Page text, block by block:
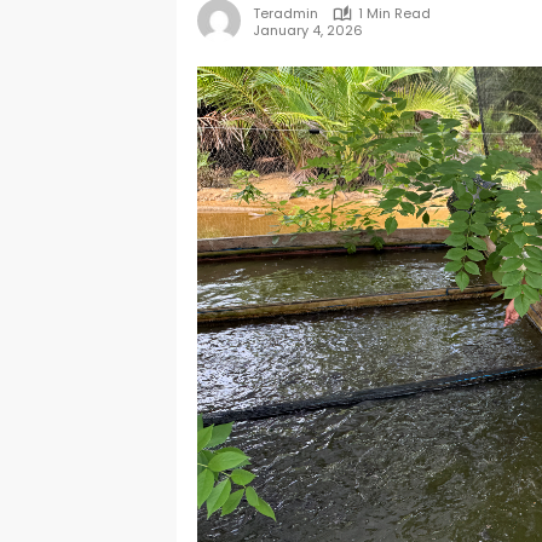
Teradmin
1 Min Read
January 4, 2026